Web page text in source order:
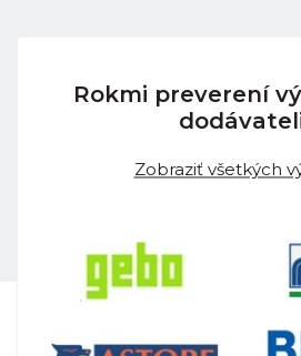
Rokmi preverení
Zobraziť všetkých